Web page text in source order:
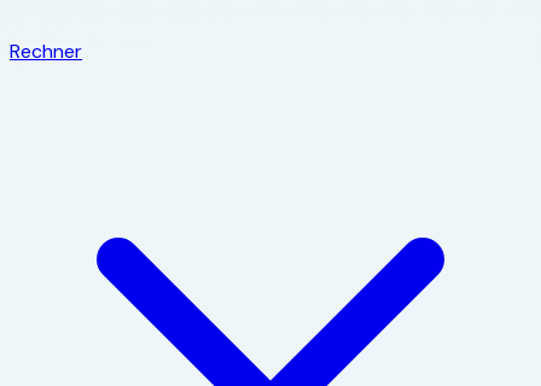
Rechner